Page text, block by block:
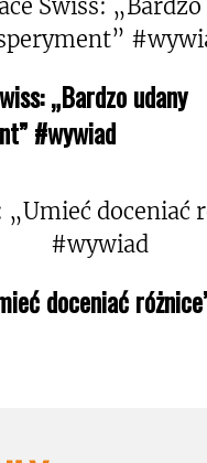
„Bardzo udany
#wywiad
doceniać